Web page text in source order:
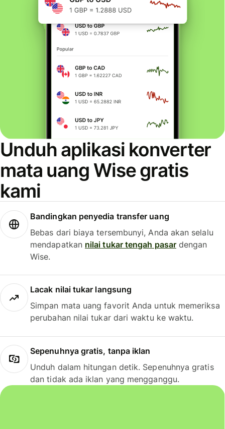
Unduh aplikasi konverter
mata uang Wise gratis
kami
Bandingkan penyedia transfer uang
Bebas dari biaya tersembunyi, Anda akan selalu
mendapatkan nilai tukar tengah pasardengan
Wise.
Lacak nilai tukar langsung
Simpan mata uang favorit Anda untuk memeriksa
perubahan nilai tukar dari waktu ke waktu.
Sepenuhnya gratis, tanpa iklan
Unduh dalam hitungan detik. Sepenuhnya gratis
dan tidak ada iklan yang mengganggu.